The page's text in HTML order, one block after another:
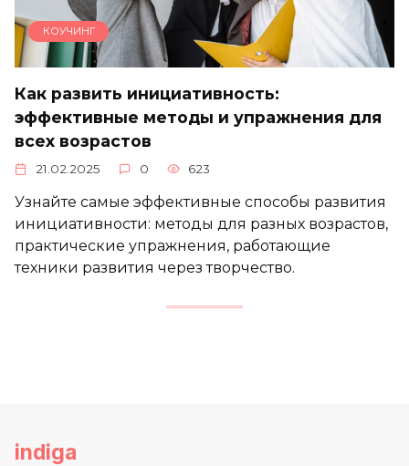
КОУЧИНГ
Как развить инициативность:
эффективные методы и упражнения для
всех возрастов
21.02.2025 0 623
Узнайте самые эффективные способы развития
инициативности: методы для разных возрастов,
практические упражнения, работающие
техники развития через творчество.
indiga